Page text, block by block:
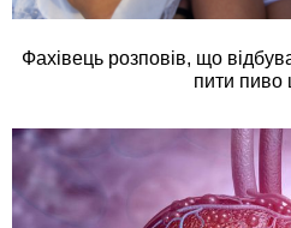
Фахівець розповів, що
пити пиво